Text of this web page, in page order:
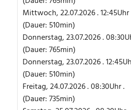
Mittwoch, 22.07.2026 . 12:45Uhr
(Dauer: 510min)
Donnerstag, 23.07.2026 .
(Dauer: 765min)
Donnerstag, 23.07.2026 .
(Dauer: 510min)
Freitag, 24.07.2026 . 08:30Uhr .
(Dauer: 735min)